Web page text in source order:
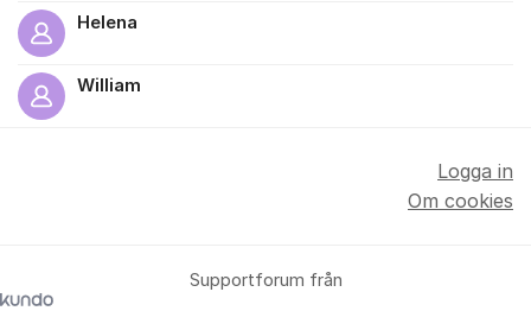
Helena
William
Supportforum från
Logga in
Om cookies